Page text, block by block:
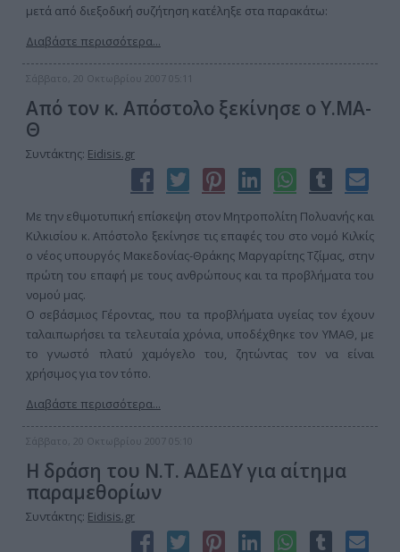
μετά από διεξοδική συζήτηση κατέληξε στα παρακάτω:
Διαβάστε περισσότερα...
Σάββατο, 20 Οκτωβρίου 2007 05:11
Από τον κ. Απόστολο ξεκίνησε ο Υ.ΜΑ-
Θ
Συντάκτης: Eidisis.gr
Με την εθιμοτυπική επίσκεψη στον Μητροπολίτη Πολυανής και
Κιλκισίου κ. Απόστολο ξεκίνησε τις επαφές του στο νομό Κιλκίς
ο νέος υπουργός Μακεδονίας-Θράκης Μαργαρίτης Τζίμας, στην
πρώτη του επαφή με τους ανθρώπους και τα προβλήματα του
νομού μας.
Ο σεβάσμιος Γέροντας, που τα προβλήματα υγείας τον έχουν
ταλαιπωρήσει τα τελευταία χρόνια, υποδέχθηκε τον ΥΜΑΘ, με
το γνωστό πλατύ χαμόγελο του, ζητώντας τον να είναι
χρήσιμος για τον τόπο.
Διαβάστε περισσότερα...
Σάββατο, 20 Οκτωβρίου 2007 05:10
Η δράση του Ν.Τ. ΑΔΕΔΥ για αίτημα
παραμεθoρίων
Συντάκτης: Eidisis.gr